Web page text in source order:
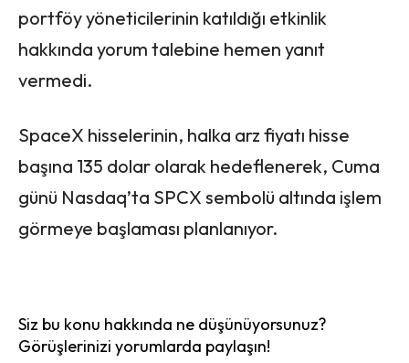
portföy yöneticilerinin katıldığı etkinlik
hakkında yorum talebine hemen yanıt
vermedi.
SpaceX hisselerinin, halka arz fiyatı hisse
başına 135 dolar olarak hedeflenerek, Cuma
günü Nasdaq’ta SPCX sembolü altında işlem
görmeye başlaması planlanıyor.
Siz bu konu hakkında ne düşünüyorsunuz?
Görüşlerinizi yorumlarda paylaşın!